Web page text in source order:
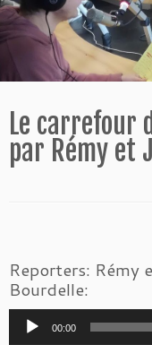
Le carrefour
par Rémy et
Reporters: Rémy
Bourdelle:
Lecteur
audio
00:00